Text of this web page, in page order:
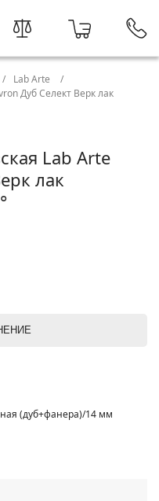
Lab Arte
Дуб Селект Верк лак
Lab Arte
лак
(дуб+фанера)/14 мм